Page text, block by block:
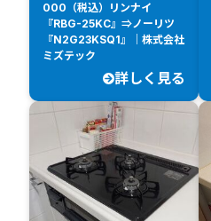
000（税込）リンナイ
『RBG-25KC』⇒ノーリツ
『N2G23KSQ1』｜株式会社
ミズテック
詳しく見る